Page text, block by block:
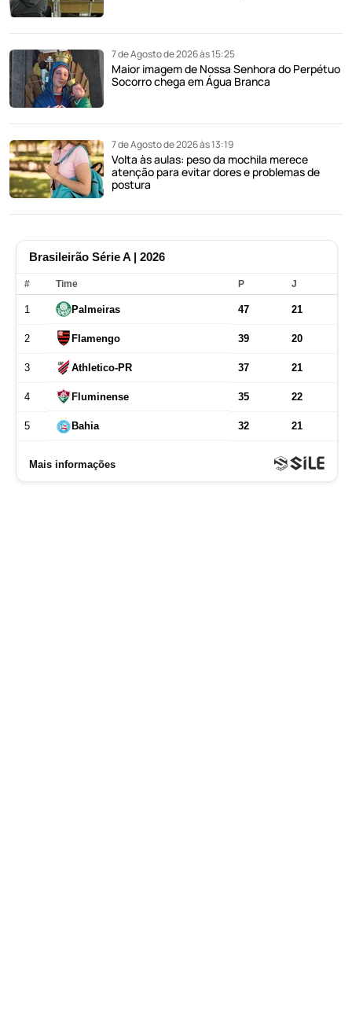
7 de Agosto de 2026 às 15:25
Maior imagem de Nossa Senhora do Perpétuo
Socorro chega em Água Branca
7 de Agosto de 2026 às 13:19
Volta às aulas: peso da mochila merece
atenção para evitar dores e problemas de
postura